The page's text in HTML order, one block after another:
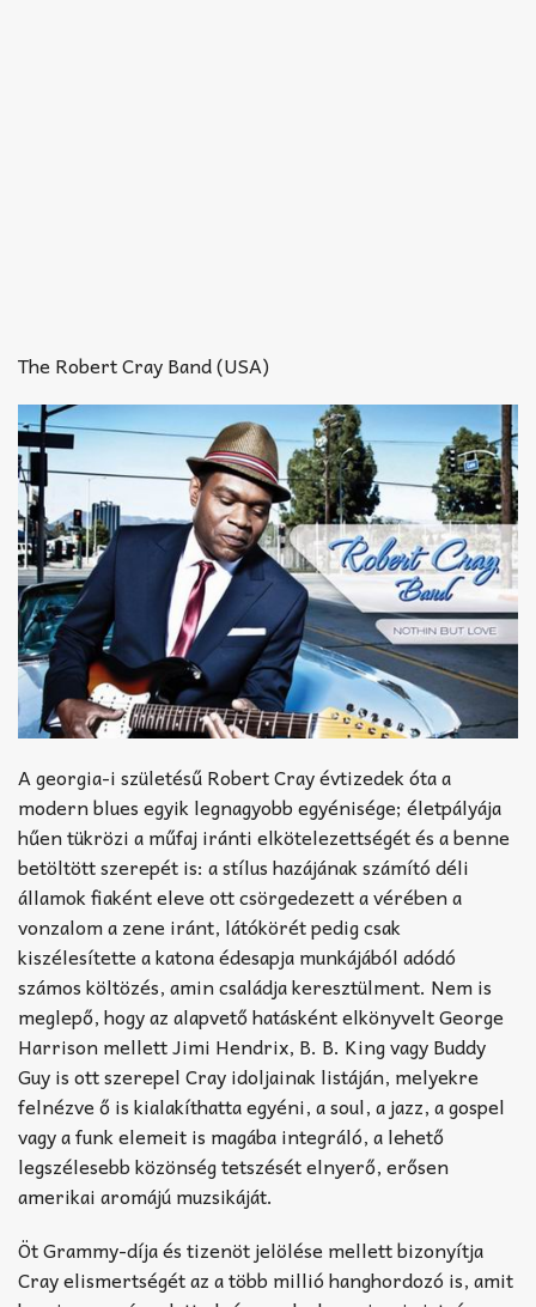
The Robert Cray Band (USA)
A georgia-i születésű Robert Cray évtizedek óta a
modern blues egyik legnagyobb egyénisége; életpályája
hűen tükrözi a műfaj iránti elkötelezettségét és a benne
betöltött szerepét is: a stílus hazájának számító déli
államok fiaként eleve ott csörgedezett a vérében a
vonzalom a zene iránt, látókörét pedig csak
kiszélesítette a katona édesapja munkájából adódó
számos költözés, amin családja keresztülment. Nem is
meglepő, hogy az alapvető hatásként elkönyvelt George
Harrison mellett Jimi Hendrix, B. B. King vagy Buddy
Guy is ott szerepel Cray idoljainak listáján, melyekre
felnézve ő is kialakíthatta egyéni, a soul, a jazz, a gospel
vagy a funk elemeit is magába integráló, a lehető
legszélesebb közönség tetszését elnyerő, erősen
amerikai aromájú muzsikáját.
Öt Grammy-díja és tizenöt jelölése mellett bizonyítja
Cray elismertségét az a több millió hanghordozó is, amit